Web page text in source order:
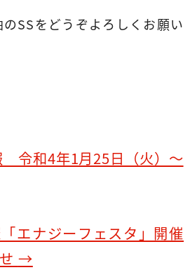
SSをどうぞよろしくお願い
令和4年1月25日（火）～
エナジーフェスタ」開催
→